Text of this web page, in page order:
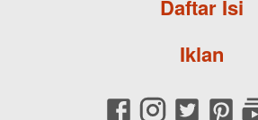
Daftar Isi
Iklan